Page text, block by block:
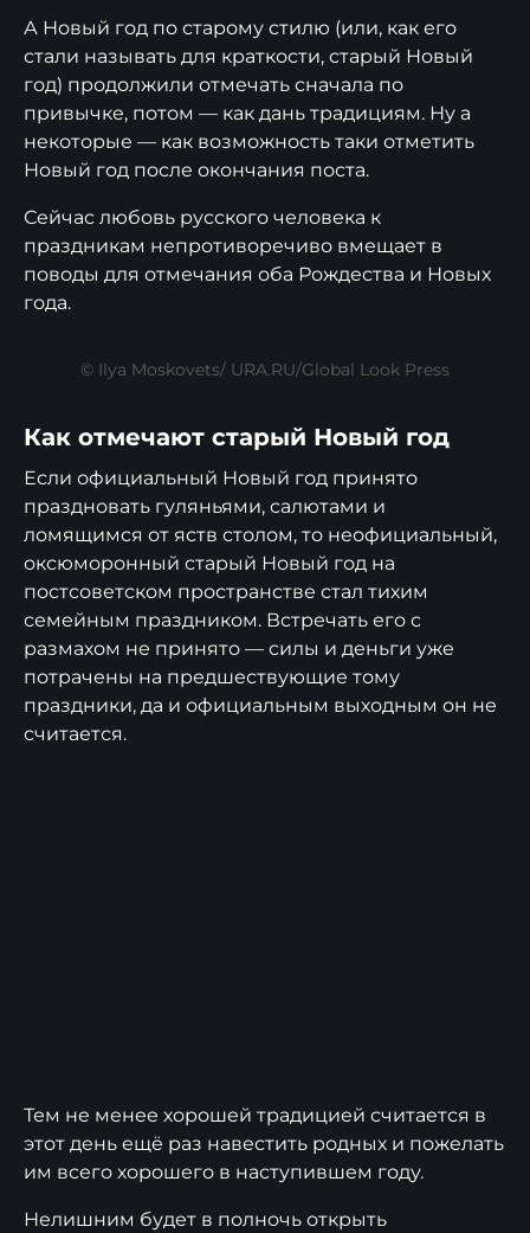
А Новый год по старому стилю (или, как его
стали называть для краткости, старый Новый
год) продолжили отмечать сначала по
привычке, потом — как дань традициям. Ну а
некоторые — как возможность таки отметить
Новый год после окончания поста.
Сейчас любовь русского человека к
праздникам непротиворечиво вмещает в
поводы для отмечания оба Рождества и Новых
года.
© Ilya Moskovets/ URA.RU/Global Look Press
Как отмечают старый Новый год
Если официальный Новый год принято
праздновать гуляньями, салютами и
ломящимся от яств столом, то неофициальный,
оксюморонный старый Новый год на
постсоветском пространстве стал тихим
семейным праздником. Встречать его с
размахом не принято — силы и деньги уже
потрачены на предшествующие тому
праздники, да и официальным выходным он не
считается.
Тем не менее хорошей традицией считается в
этот день ещё раз навестить родных и пожелать
им всего хорошего в наступившем году.
Нелишним будет в полночь открыть